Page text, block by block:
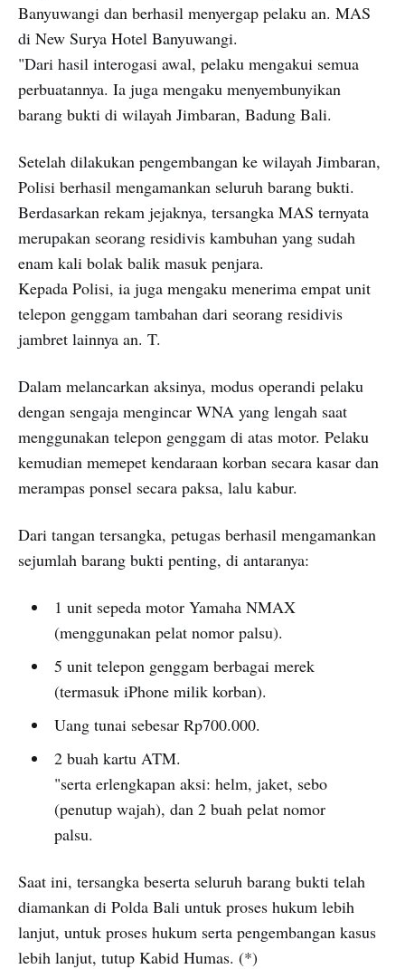
Banyuwangi dan berhasil menyergap pelaku an. MAS
di New Surya Hotel Banyuwangi.
"Dari hasil interogasi awal, pelaku mengakui semua
perbuatannya. Ia juga mengaku menyembunyikan
barang bukti di wilayah Jimbaran, Badung Bali.
Setelah dilakukan pengembangan ke wilayah Jimbaran,
Polisi berhasil mengamankan seluruh barang bukti.
Berdasarkan rekam jejaknya, tersangka MAS ternyata
merupakan seorang residivis kambuhan yang sudah
enam kali bolak balik masuk penjara.
Kepada Polisi, ia juga mengaku menerima empat unit
telepon genggam tambahan dari seorang residivis
jambret lainnya an. T.
Dalam melancarkan aksinya, modus operandi pelaku
dengan sengaja mengincar WNA yang lengah saat
menggunakan telepon genggam di atas motor. Pelaku
kemudian memepet kendaraan korban secara kasar dan
merampas ponsel secara paksa, lalu kabur.
Dari tangan tersangka, petugas berhasil mengamankan
sejumlah barang bukti penting, di antaranya:
1 unit sepeda motor Yamaha NMAX
(menggunakan pelat nomor palsu).
5 unit telepon genggam berbagai merek
(termasuk iPhone milik korban).
Uang tunai sebesar Rp700.000.
2 buah kartu ATM.
"serta erlengkapan aksi: helm, jaket, sebo
(penutup wajah), dan 2 buah pelat nomor
palsu.
Saat ini, tersangka beserta seluruh barang bukti telah
diamankan di Polda Bali untuk proses hukum lebih
lanjut, untuk proses hukum serta pengembangan kasus
lebih lanjut, tutup Kabid Humas. (*)